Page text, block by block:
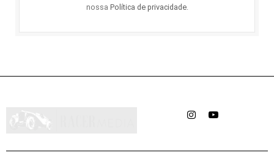
nossa Política de privacidade.
InstagramYouTube